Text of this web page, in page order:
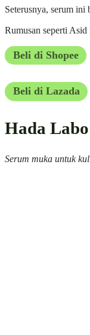
Seterusnya, serum
Rumusan seperti
Beli di Shopee
Beli di Lazada
Hada
Serum muka untuk